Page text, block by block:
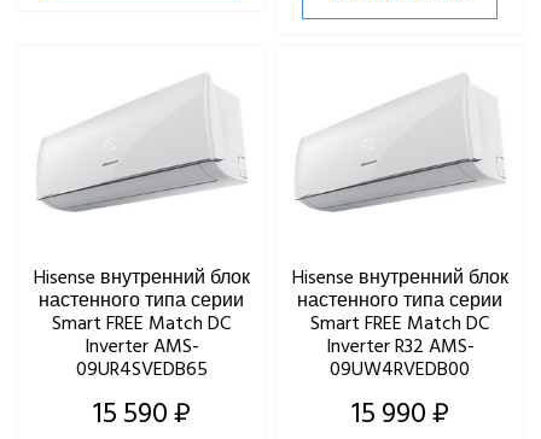
ЧИЛЛЕРЫ
ВИННЫЕ ХОЛОДИЛЬНИКИ И ШКАФЫ
ПРИТОЧНО-ВЫТЯЖНЫЕ УСТАНОВКИ
ПРИТОЧНЫЕ ОЧИСТИТЕЛИ ВОЗДУХА, БРИЗЕРЫ
Hisense внутренний блок
настенного типа серии
Smart FREE Match DC
Inverter AMS-
09UR4SVEDB65
15 590 ₽
Hisense внутренний блок
настенного типа серии
Smart FREE Match DC
Inverter R32 AMS-
09UW4RVEDB00
15 990 ₽